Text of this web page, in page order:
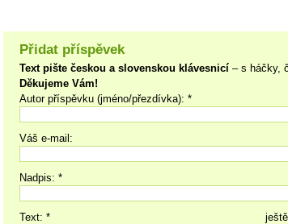
Přidat příspěvek
Text pište českou a slovenskou klávesnicí – s háčky,
Děkujeme Vám!
Autor příspěvku (jméno/přezdívka): *
Váš e-mail:
Nadpis: *
Text: *